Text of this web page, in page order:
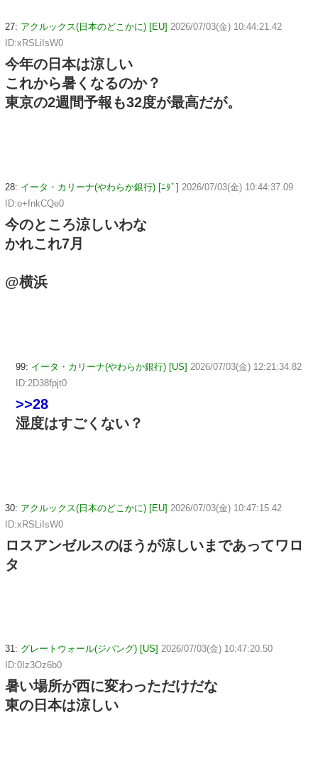
27: アクルックス(日本のどこかに) [EU] 2026/07/03(金) 10:44:21.42
ID:xRSLiIsW0
今年の日本は涼しい
これから暑くなるのか？
東京の2週間予報も32度が最高だが。
28: イータ・カリーナ(やわらか銀行) [ﾆﾀﾞ] 2026/07/03(金) 10:44:37.09
ID:o+fnkCQe0
今のところ涼しいわな
かれこれ7月
@横浜
99: イータ・カリーナ(やわらか銀行) [US] 2026/07/03(金) 12:21:34.82
ID:2D38fpjt0
>>28
湿度はすごくない？
30: アクルックス(日本のどこかに) [EU] 2026/07/03(金) 10:47:15.42
ID:xRSLiIsW0
ロスアンゼルスのほうが涼しいまであってワロ
タ
31: グレートウォール(ジパング) [US] 2026/07/03(金) 10:47:20.50
ID:0Iz3Oz6b0
暑い場所が西に変わっただけだな
東の日本は涼しい